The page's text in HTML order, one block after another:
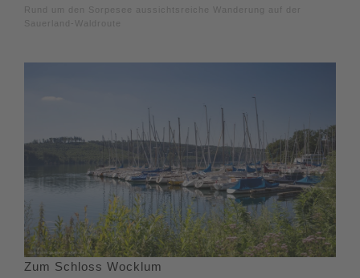
Rund um den Sorpesee aussichtsreiche Wanderung auf der
Sauerland-Waldroute
Zum Schloss Wocklum